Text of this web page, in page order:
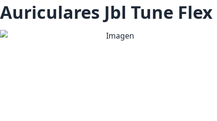
Auriculares Jbl Tune